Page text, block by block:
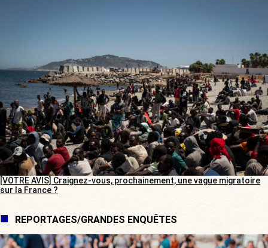
[VOTRE AVIS] Craignez-vous, prochainement, une vague migratoire
sur la France ?
REPORTAGES/GRANDES ENQUÊTES